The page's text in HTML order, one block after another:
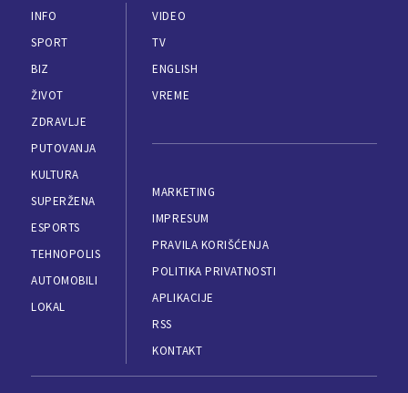
INFO
SPORT
BIZ
ŽIVOT
ZDRAVLJE
PUTOVANJA
KULTURA
SUPERŽENA
ESPORTS
TEHNOPOLIS
AUTOMOBILI
LOKAL
VIDEO
TV
ENGLISH
VREME
MARKETING
IMPRESUM
PRAVILA KORIŠĆENJA
POLITIKA PRIVATNOSTI
APLIKACIJE
RSS
KONTAKT